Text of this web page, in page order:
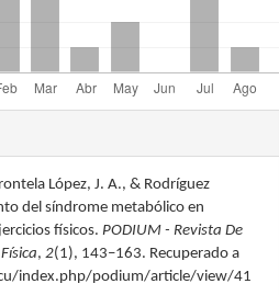
López, J. A., & Rodríguez
del síndrome metabólico en
físicos.PODIUM - Revista De
,2(1), 143–163. Recuperado a
index.php/podium/article/view/41